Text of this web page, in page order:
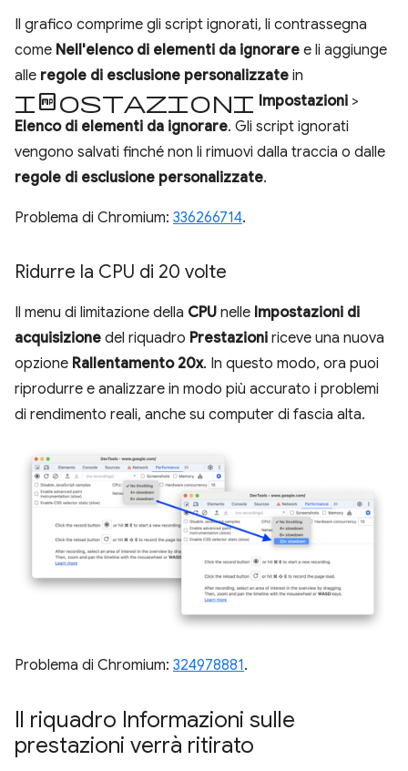
Il grafico comprime gli script ignorati, li contrassegna
come Nell'elenco di elementi da ignorare e li aggiunge
alle regole di esclusione personalizzate in
Impostazioni Impostazioni >
Elenco di elementi da ignorare. Gli script ignorati
vengono salvati finché non li rimuovi dalla traccia o dalle
regole di esclusione personalizzate.
Problema di Chromium: 336266714.
Ridurre la CPU di 20 volte
Il menu di limitazione della CPU nelle Impostazioni di
acquisizione del riquadro Prestazioni riceve una nuova
opzione Rallentamento 20x. In questo modo, ora puoi
riprodurre e analizzare in modo più accurato i problemi
di rendimento reali, anche su computer di fascia alta.
Problema di Chromium: 324978881.
Il riquadro Informazioni sulle
prestazioni verrà ritirato